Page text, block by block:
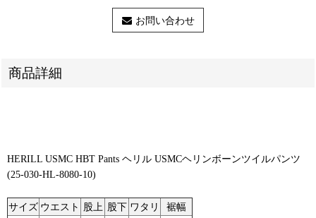
お問い合わせ
商品詳細
HERILL USMC HBT Pants ヘリル USMCヘリンボーンツイルパンツ
(25-030-HL-8080-10)
サイズ ウエスト 股上 股下 ワタリ
裾幅